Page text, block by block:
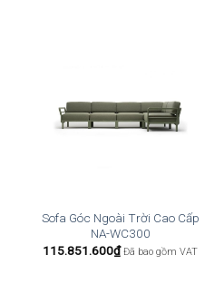
Sofa Góc Ngoài Trời Cao Cấp
NA-WC300
115.851.600₫ Đã bao gồm VAT